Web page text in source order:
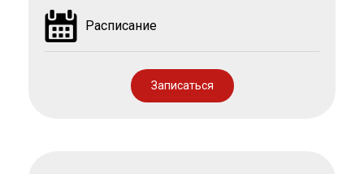
Расписание
Записаться